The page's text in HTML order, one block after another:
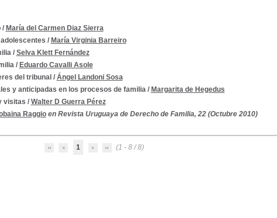
/ María del Carmen Diaz Sierra
/ María Virginia Barreiro
/ Selva Klett Fernández
/ Eduardo Cavalli Asole
del tribunal / Ángel Landoni Sosa
y anticipadas en los procesos de familia/ Margarita de Hegedus
visitas / Walter D Guerra Pérez
Raggio en Revista Uruguaya de Derecho de Familia, 22 (Octubre 2010)
1 (1 - 8 / 8)